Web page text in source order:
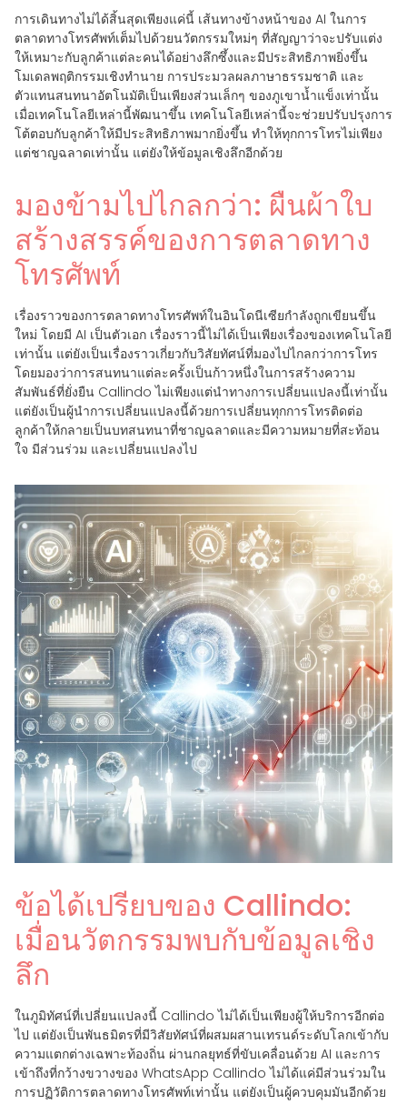
การเดินทางไม่ได้สิ้นสุดเพียงแค่นี้ เส้นทางข้างหน้าของ AI ในการ
ตลาดทางโทรศัพท์เต็มไปด้วยนวัตกรรมใหม่ๆ ที่สัญญาว่าจะปรับแต่ง
ให้เหมาะกับลูกค้าแต่ละคนได้อย่างลึกซึ้งและมีประสิทธิภาพยิ่งขึ้น
โมเดลพฤติกรรมเชิงทำนาย การประมวลผลภาษาธรรมชาติ และ
ตัวแทนสนทนาอัตโนมัติเป็นเพียงส่วนเล็กๆ ของภูเขาน้ำแข็งเท่านั้น
เมื่อเทคโนโลยีเหล่านี้พัฒนาขึ้น เทคโนโลยีเหล่านี้จะช่วยปรับปรุงการ
โต้ตอบกับลูกค้าให้มีประสิทธิภาพมากยิ่งขึ้น ทำให้ทุกการโทรไม่เพียง
แต่ชาญฉลาดเท่านั้น แต่ยังให้ข้อมูลเชิงลึกอีกด้วย
มองข้ามไปไกลกว่า: ผืนผ้าใบ
สร้างสรรค์ของการตลาดทาง
โทรศัพท์
เรื่องราวของการตลาดทางโทรศัพท์ในอินโดนีเซียกำลังถูกเขียนขึ้น
ใหม่ โดยมี AI เป็นตัวเอก เรื่องราวนี้ไม่ได้เป็นเพียงเรื่องของเทคโนโลยี
เท่านั้น แต่ยังเป็นเรื่องราวเกี่ยวกับวิสัยทัศน์ที่มองไปไกลกว่าการโทร
โดยมองว่าการสนทนาแต่ละครั้งเป็นก้าวหนึ่งในการสร้างความ
สัมพันธ์ที่ยั่งยืน Callindo ไม่เพียงแต่นำทางการเปลี่ยนแปลงนี้เท่านั้น
แต่ยังเป็นผู้นำการเปลี่ยนแปลงนี้ด้วยการเปลี่ยนทุกการโทรติดต่อ
ลูกค้าให้กลายเป็นบทสนทนาที่ชาญฉลาดและมีความหมายที่สะท้อน
ใจ มีส่วนร่วม และเปลี่ยนแปลงไป
ข้อได้เปรียบของ Callindo:
เมื่อนวัตกรรมพบกับข้อมูลเชิง
ลึก
ในภูมิทัศน์ที่เปลี่ยนแปลงนี้ Callindo ไม่ได้เป็นเพียงผู้ให้บริการอีกต่อ
ไป แต่ยังเป็นพันธมิตรที่มีวิสัยทัศน์ที่ผสมผสานเทรนด์ระดับโลกเข้ากับ
ความแตกต่างเฉพาะท้องถิ่น ผ่านกลยุทธ์ที่ขับเคลื่อนด้วย AI และการ
เข้าถึงที่กว้างขวางของ WhatsApp Callindo ไม่ได้แค่มีส่วนร่วมใน
การปฏิวัติการตลาดทางโทรศัพท์เท่านั้น แต่ยังเป็นผู้ควบคุมมันอีกด้วย